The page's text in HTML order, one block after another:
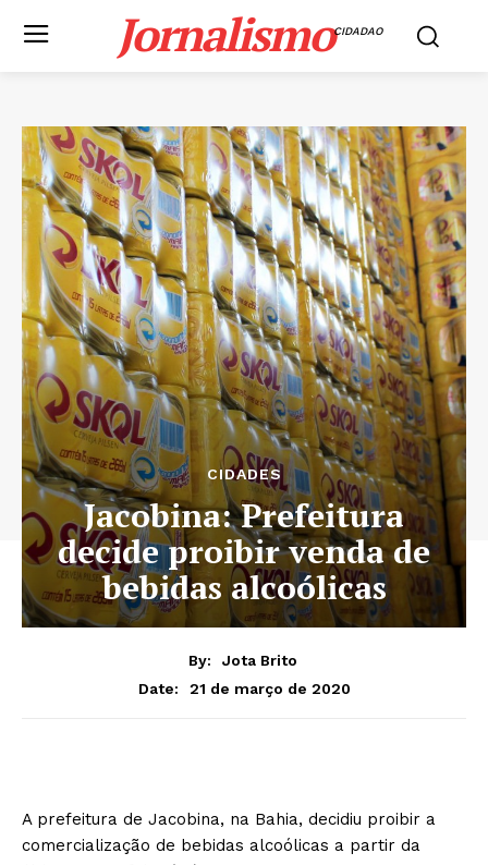
JornalismoCIDADAO
CIDADES
Jacobina: Prefeitura
decide proibir venda de
bebidas alcoólicas
By:
Jota Brito
Date:
21 de março de 2020
A prefeitura de Jacobina, na Bahia, decidiu proibir a
comercialização de bebidas alcoólicas a partir da